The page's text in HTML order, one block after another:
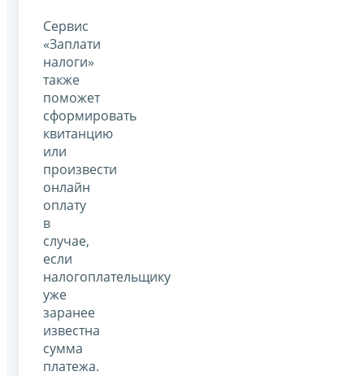
Сервис
«Заплати
налоги»
также
поможет
сформировать
квитанцию
или
произвести
онлайн
оплату
в
случае,
если
налогоплательщику
уже
заранее
известна
сумма
платежа.